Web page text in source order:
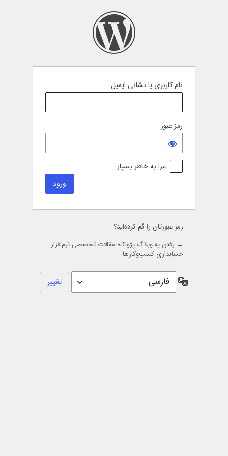
نام کاربری یا نشانی ایمیل
رمز عبور
مرا به خاطر بسپار
رمز عبورتان را گم کرده‌اید؟
→ رفتن به وبلاگ پژواک؛ مقالات تخصصی نرم‌افزار
حسابداری کسب‌وکارها
زبان